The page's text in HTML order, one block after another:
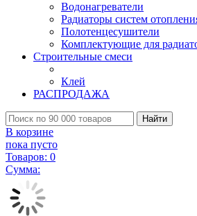
Водонагреватели
Радиаторы систем
Полотенцесушители
Комплектующие для
Строительные смеси
Клей
РАСПРОДАЖА
Найти
В корзине
пока пусто
Товаров: 0
Сумма: